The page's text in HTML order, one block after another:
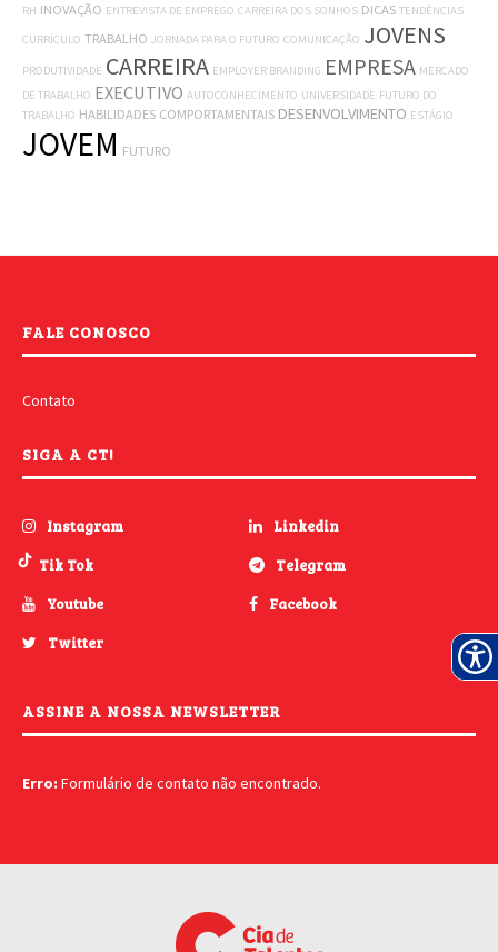
RH INOVAÇÃO ENTREVISTA DE EMPREGO CARREIRA DOS SONHOS DICAS TENDÊNCIAS
CURRÍCULO TRABALHO JORNADA PARA O FUTURO COMUNICAÇÃO JOVENS
PRODUTIVIDADE CARREIRA EMPLOYER BRANDING EMPRESA MERCADO
DE TRABALHO EXECUTIVO AUTOCONHECIMENTO UNIVERSIDADE FUTURO DO
TRABALHO HABILIDADES COMPORTAMENTAIS DESENVOLVIMENTO ESTÁGIO
JOVEM FUTURO
FALE CONOSCO
Contato
SIGA A CT!
Instagram
Linkedin
Tik Tok
Telegram
Youtube
Facebook
Twitter
ASSINE A NOSSA NEWSLETTER
Erro: Formulário de contato não encontrado.